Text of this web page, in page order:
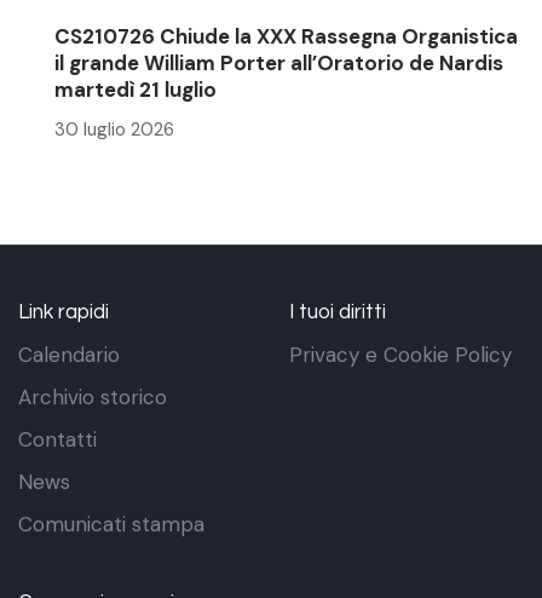
CS210726 Chiude la XXX Rassegna Organistica
il grande William Porter all’Oratorio de Nardis
martedì 21 luglio
30 luglio 2026
Link rapidi
Calendario
Archivio storico
Contatti
News
Comunicati stampa
I tuoi diritti
Privacy e Cookie Policy